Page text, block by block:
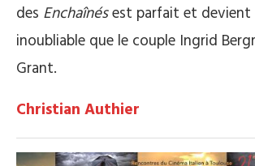
des Enchaînésest parfait et devient
inoubliable que le couple Ingrid
Grant.
Christian Authier